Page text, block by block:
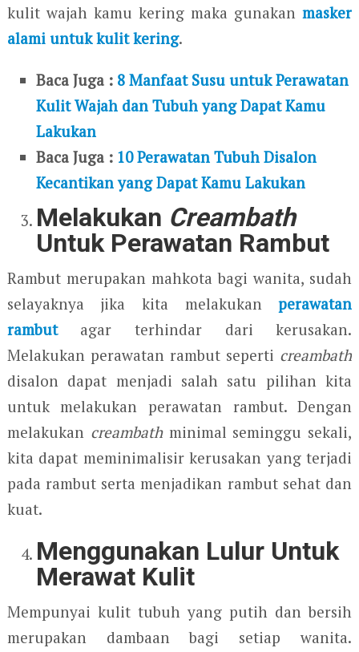
kulit wajah kamu kering maka gunakanmasker
alami untuk kulit kering.
Baca Juga : 8 Manfaat Susu untuk Perawatan
Kulit Wajah dan Tubuh yang Dapat Kamu
Lakukan
Baca Juga : 10 Perawatan Tubuh Disalon
Kecantikan yang Dapat Kamu Lakukan
Melakukan Creambath
Untuk Perawatan Rambut
Rambut merupakan mahkota bagi wanita, sudah
selayaknya jika kita melakukanperawatan
rambutagar terhindar dari kerusakan.
Melakukan perawatan rambut seperti creambath
disalon dapat menjadi salah satu pilihan kita
untuk melakukan perawatan rambut. Dengan
melakukan creambathminimal seminggu sekali,
kita dapat meminimalisir kerusakan yang terjadi
pada rambut serta menjadikan rambut sehat dan
kuat.
Menggunakan Lulur Untuk
Merawat Kulit
Mempunyai kulit tubuh yang putih dan bersih
merupakan dambaan bagi setiap wanita.